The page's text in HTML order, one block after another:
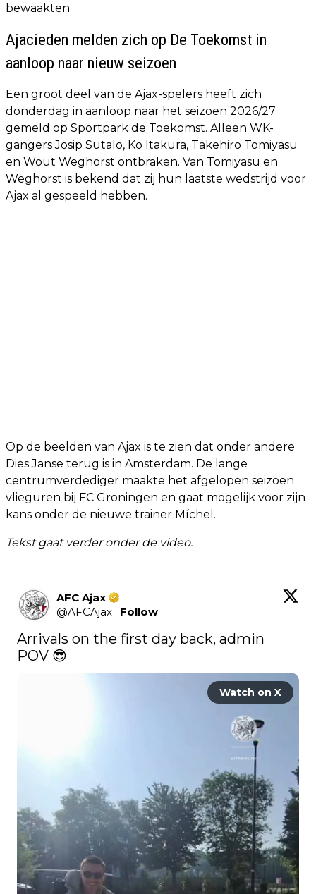
bewaakten.
Ajacieden melden zich op De Toekomst in
aanloop naar nieuw seizoen
Een groot deel van de Ajax-spelers heeft zich
donderdag in aanloop naar het seizoen 2026/27
gemeld op Sportpark de Toekomst. Alleen WK-
gangers Josip Sutalo, Ko Itakura, Takehiro Tomiyasu
en Wout Weghorst ontbraken. Van Tomiyasu en
Weghorst is bekend dat zij hun laatste wedstrijd voor
Ajax al gespeeld hebben.
Op de beelden van Ajax is te zien dat onder andere
Dies Janse terug is in Amsterdam. De lange
centrumverdediger maakte het afgelopen seizoen
vlieguren bij FC Groningen en gaat mogelijk voor zijn
kans onder de nieuwe trainer Míchel.
Tekst gaat verder onder de video.
AFC Ajax
@AFCAjax · Follow
Arrivals on the first day back, admin
POV 😎
Watch on X